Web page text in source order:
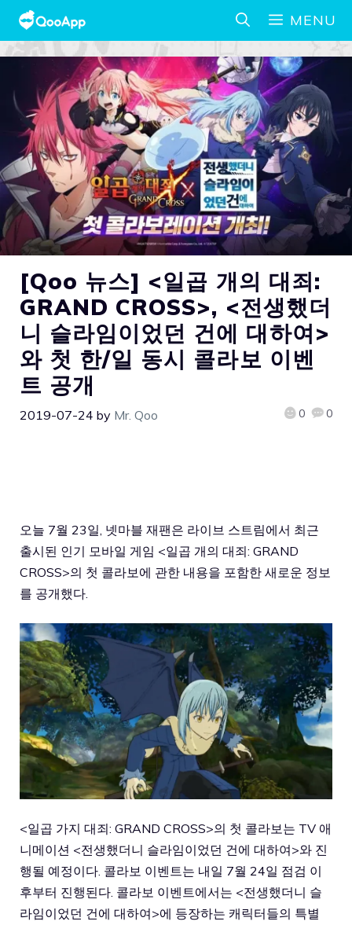
MENU
[Qoo 뉴스] <일곱 개의 대죄:
GRAND CROSS>, <전생했더
니 슬라임이었던 건에 대하여>
와 첫 한/일 동시 콜라보 이벤
트 공개
2019-07-24 by Mr. Qoo 0 0
오늘 7월 23일, 넷마블 재팬은 라이브 스트림에서 최근
출시된 인기 모바일 게임 <일곱 개의 대죄: GRAND
CROSS>의 첫 콜라보에 관한 내용을 포함한 새로운 정보
를 공개했다.
<일곱 가지 대죄: GRAND CROSS>의 첫 콜라보는 TV 애
니메이션 <전생했더니 슬라임이었던 건에 대하여>와 진
행될 예정이다. 콜라보 이벤트는 내일 7월 24일 점검 이
후부터 진행된다. 콜라보 이벤트에서는 <전생했더니 슬
라임이었던 건에 대하여>에 등장하는 캐릭터들의 특별